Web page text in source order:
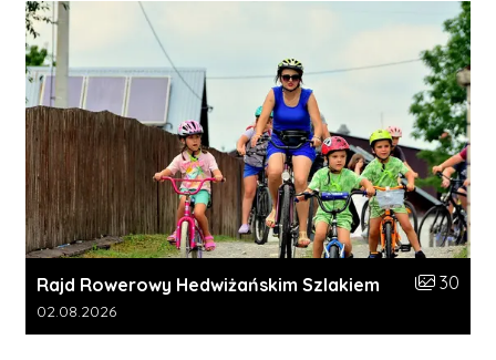
Rajd Rowerowy Hedwiżańskim Szlakiem Liczba
30
Data dodania galerii:
02.08.2026